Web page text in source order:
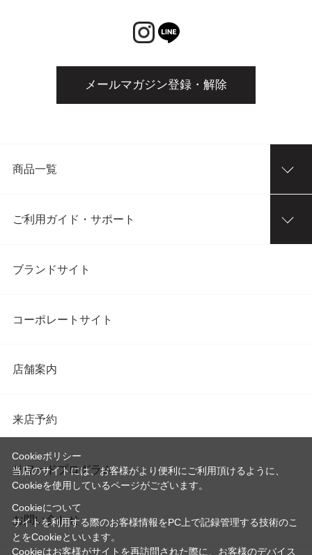
メールマガジン登録・解除
商品一覧
ご利用ガイド・サポート
ブランドサイト
コーポレートサイト
店舗案内
来店予約
リワードプログラム
お問い合わせ
Cookieポリシー
当店のサイトには、お客様がより便利にご利用頂けるように、
Cookieを使用しているページがございます。
Cookieについて
サイトを利用する際のお客様情報をPC上で記録管理する技術のこ
とをCookieといいます。
Cookieはお客様がサイトを再訪問された際に、お客様のデバイス